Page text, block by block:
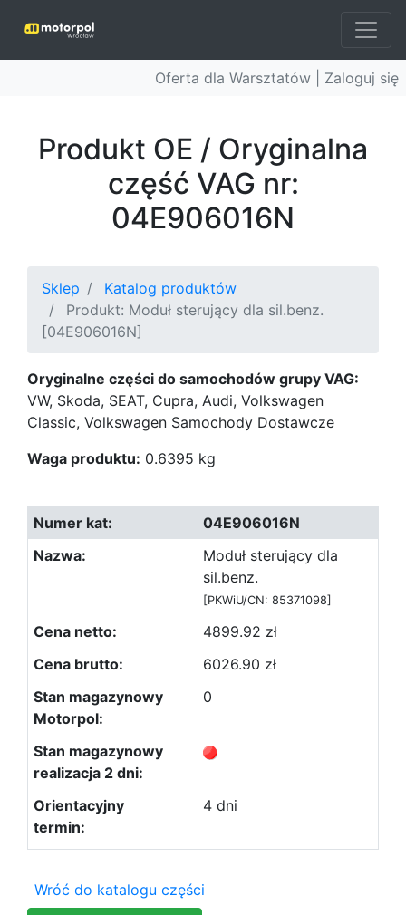
Oferta dla Warsztatów | Zaloguj się
Produkt OE / Oryginalna
część VAG nr:
04E906016N
Sklep
Katalog produktów
Produkt: Moduł sterujący dla sil.benz.
[04E906016N]
Oryginalne części do samochodów grupy VAG:
VW, Skoda, SEAT, Cupra, Audi, Volkswagen
Classic, Volkswagen Samochody Dostawcze
Waga produktu: 0.6395 kg
04E906016N
Moduł sterujący dla
sil.benz.
[PKWiU/CN: 85371098]
4899.92 zł
6026.90 zł
0
4 dni
Wróć do katalogu części